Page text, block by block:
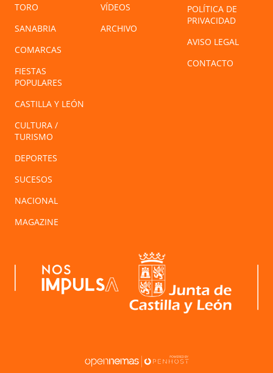
TORO
SANABRIA
COMARCAS
FIESTAS
POPULARES
CASTILLA Y LEÓN
CULTURA /
TURISMO
DEPORTES
SUCESOS
NACIONAL
MAGAZINE
VÍDEOS
ARCHIVO
POLÍTICA DE
PRIVACIDAD
AVISO LEGAL
CONTACTO